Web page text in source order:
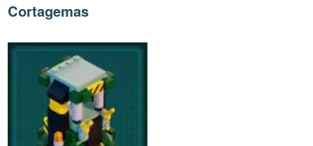
Cortagemas